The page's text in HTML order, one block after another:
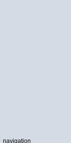
navigation